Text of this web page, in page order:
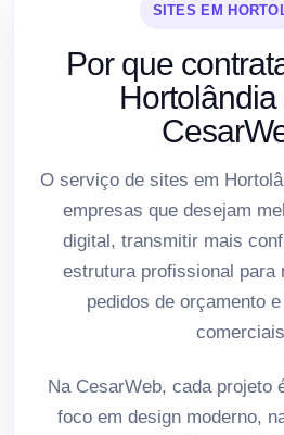
SITES EM
Por que
O serviço de sites em
empresas que desejam
digital, transmitir mais
estrutura profissional para
pedidos de orçamento
Na CesarWeb, cada projeto
foco em design moderno,